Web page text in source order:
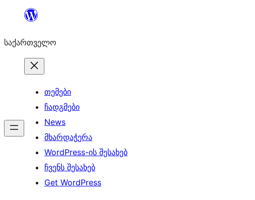
შიგთავსზე
საქართველო
თემები
ჩადგმები
News
მხარდაჭერა
WordPress-ის შესახებ
ჩვენს შესახებ
Get WordPress